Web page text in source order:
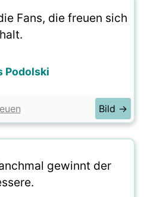
Fans, die freuen sich
halt.
Podolski
Bild →
gewinnt der